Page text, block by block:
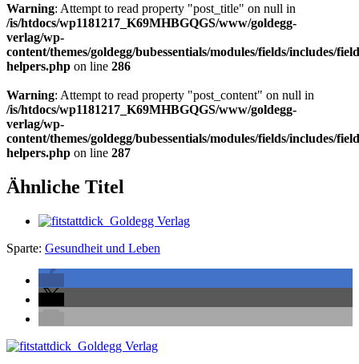
Warning: Attempt to read property "post_title" on null in
/is/htdocs/wp1181217_K69MHBGQGS/www/goldegg-
verlag/wp-
content/themes/goldegg/bubessentials/modules/fields/includes/
helpers.php on line 286
Warning: Attempt to read property "post_content" on null in
/is/htdocs/wp1181217_K69MHBGQGS/www/goldegg-
verlag/wp-
content/themes/goldegg/bubessentials/modules/fields/includes/
helpers.php on line 287
Ähnliche Titel
Sparte: Gesundheit und Leben
Seitenleiste